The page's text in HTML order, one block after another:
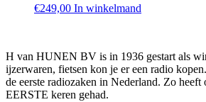
€249,00 In winkelmand
H van HUNEN BV is in 1936 gestart als
ijzerwaren, fietsen kon je er een radio
de eerste radiozaken in Nederland. Zo
EERSTE keren gehad.